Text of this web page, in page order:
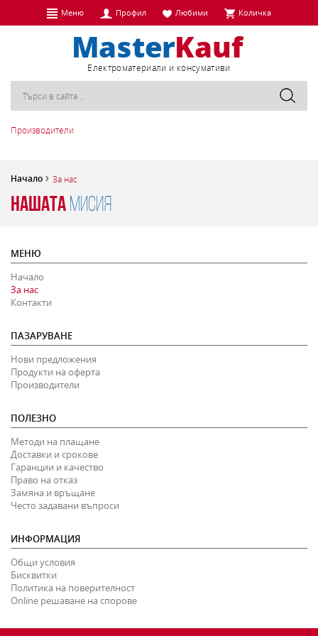
Меню Профил Любими Количка
Eлектроматериали и консумативи
Производители
Начало За нас
Нашатамисия
МЕНЮ
Начало
За нас
Контакти
ПАЗАРУВАНЕ
Нови предложения
Продукти на оферта
Производители
ПОЛЕЗНО
Методи на плащане
Доставки и срокове
Гаранции и качество
Право на отказ
Замяна и връщане
Често задавани въпроси
ИНФОРМАЦИЯ
Общи условия
Бисквитки
Политика на поверителност
Online решаване на спорове